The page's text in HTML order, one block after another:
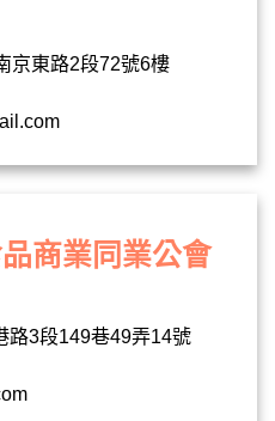
京東路2段72號6樓
商業同業公會
路3段149巷49弄14號